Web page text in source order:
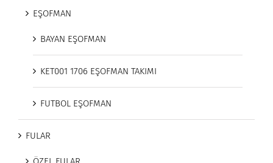
EŞOFMAN
BAYAN EŞOFMAN
KET001 1706 EŞOFMAN TAKIMI
FUTBOL EŞOFMAN
FULAR